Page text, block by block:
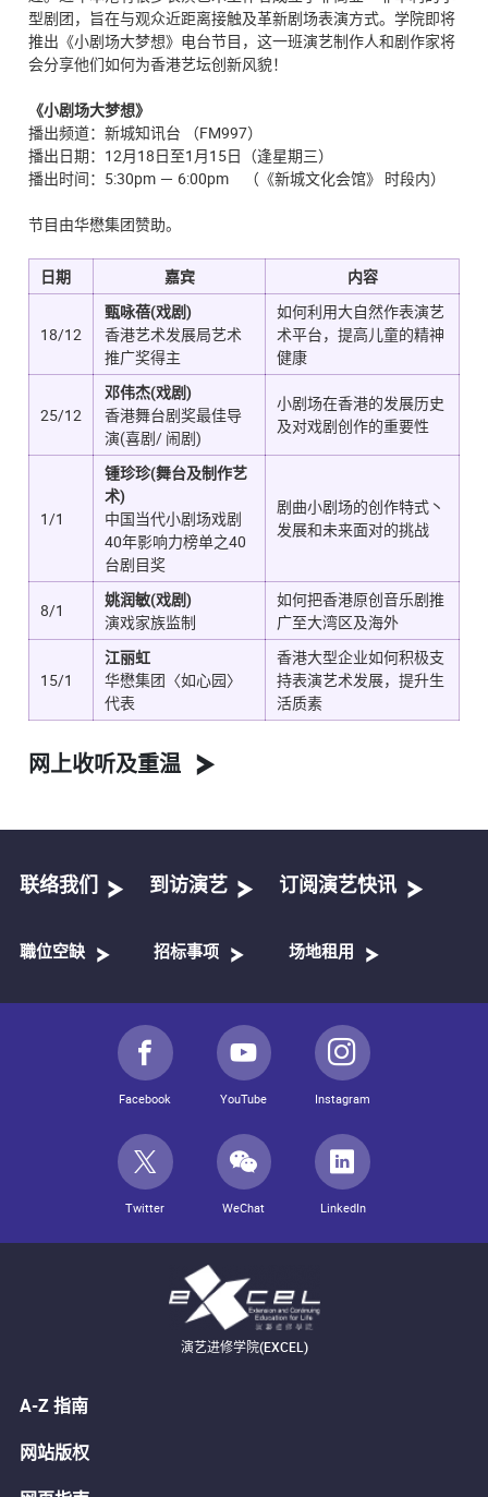
型剧团，旨在与观众近距离接触及革新剧场表演方式。学院即将
推出《小剧场大梦想》电台节目，这一班演艺制作人和剧作家将
会分享他们如何为香港艺坛创新风貌！
《小剧场大梦想》
播出频道：新城知讯台 （FM997）
播出日期：12月18日至1月15日（逢星期三）
播出时间：5:30pm － 6:00pm （《新城文化会馆》 时段内）
节目由华懋集团赞助。
日期 嘉宾 内容
18/12
甄咏蓓(戏剧)
香港艺术发展局艺术
推广奖得主
如何利用大自然作表演艺
术平台，提高儿童的精神
健康
25/12
邓伟杰(戏剧)
香港舞台剧奖最佳导
演(喜剧/ 闹剧)
小剧场在香港的发展历史
及对戏剧创作的重要性
1/1
锺珍珍(舞台及制作艺
术)
中国当代小剧场戏剧
40年影响力榜单之40
台剧目奖
剧曲小剧场的创作特式丶
发展和未来面对的挑战
8/1
姚润敏(戏剧)
演戏家族监制
如何把香港原创音乐剧推
广至大湾区及海外
15/1
江丽虹
华懋集团〈如心园〉
代表
香港大型企业如何积极支
持表演艺术发展，提升生
活质素
网上收听及重温
联络我们 到访演艺 订阅演艺快讯
職位空缺 招标事项 场地租用
Facebook YouTube Instagram
Twitter WeChat LinkedIn
演艺进修学院(EXCEL)
A-Z 指南
网站版权